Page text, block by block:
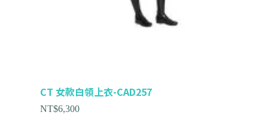
CT 女款白領上衣-CAD257
NT$6,300